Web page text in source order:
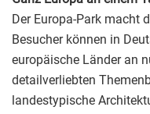
Der Europa-Park macht
Besucher können in
europäische Länder an
detailverliebten
landestypische